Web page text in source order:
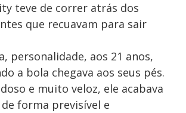
teve de correr atrás dos
que recuavam para sair
personalidade, aos 21 anos,
a bola chegava aos seus pés.
e muito veloz, ele acabava
forma previsível e